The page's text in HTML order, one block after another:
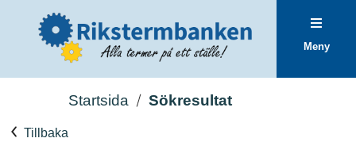
Meny
Startsida Sökresultat
Tillbaka